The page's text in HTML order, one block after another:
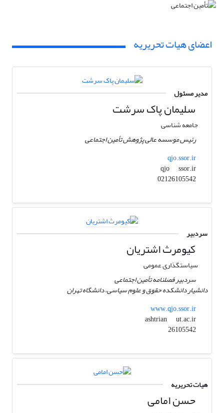
اعضای هیات تحریریه
مدیر مسئول
سلیمان پاک سرشت
جامعه شناسی
رئیس موسسه عالی پژوهش تأمین اجتماعی
qjo.ssor.ir
qjo
ssor.ir
02126105542
سردبیر
کیومرث اشتریان
سیاستگذاری عمومی
سردبیر فصلنامه تأمین اجتماعی
دانشیار دانشکده حقوق و علوم سیاسی، دانشگاه تهران
www.qjo.ssor.ir
ashtrian
ut.ac.ir
26105542
هیات تحریریه
حسن امامی